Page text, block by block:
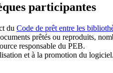
participantes
du Code de prêt entre les
prêtés ou reproduits,
responsable du PEB.
et à la promotion du logiciel.